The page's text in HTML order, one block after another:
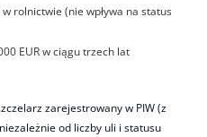
w rolnictwie (nie wpływa na status
EUR w ciągu trzech lat
zarejestrowany w PIW (z
od liczby uli i statusu